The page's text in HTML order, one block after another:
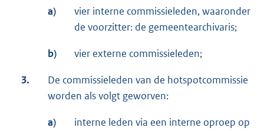
a)
vier interne commissieleden, waaronder
de voorzitter: de gemeentearchivaris;
b) vier externe commissieleden;
3.
De commissieleden van de hotspotcommissie
worden als volgt geworven:
a)
interne leden via een interne oproep op